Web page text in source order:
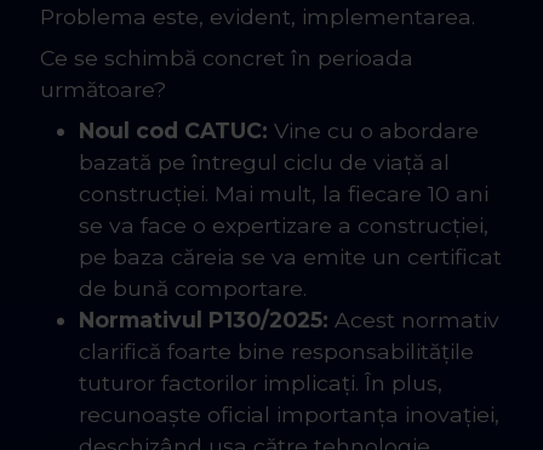
Problema este, evident, implementarea.
Ce se schimbă concret în perioada
următoare?
Noul cod CATUC: Vine cu o abordare
bazată pe întregul ciclu de viață al
construcției. Mai mult, la fiecare 10 ani
se va face o expertizare a construcției,
pe baza căreia se va emite un certificat
de bună comportare.
Normativul P130/2025: Acest normativ
clarifică foarte bine responsabilitățile
tuturor factorilor implicați. În plus,
recunoaște oficial importanța inovației,